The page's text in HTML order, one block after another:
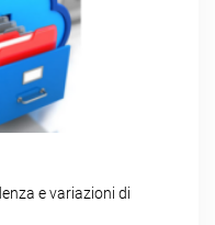
e variazioni di